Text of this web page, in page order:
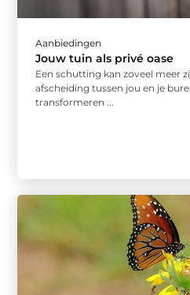
Aanbiedingen
Jouw tuin als privé oase
Een schutting kan zoveel meer
afscheiding tussen jou en je
transformeren ...